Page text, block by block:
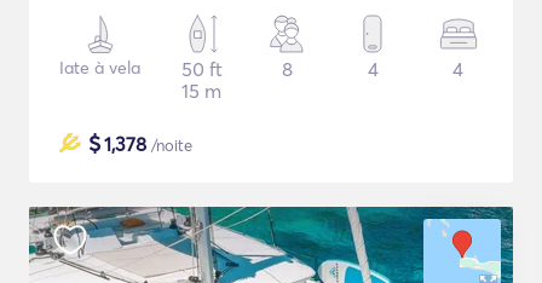
Iate à vela
50 ft
15 m
8 4 4
$1,378 /noite